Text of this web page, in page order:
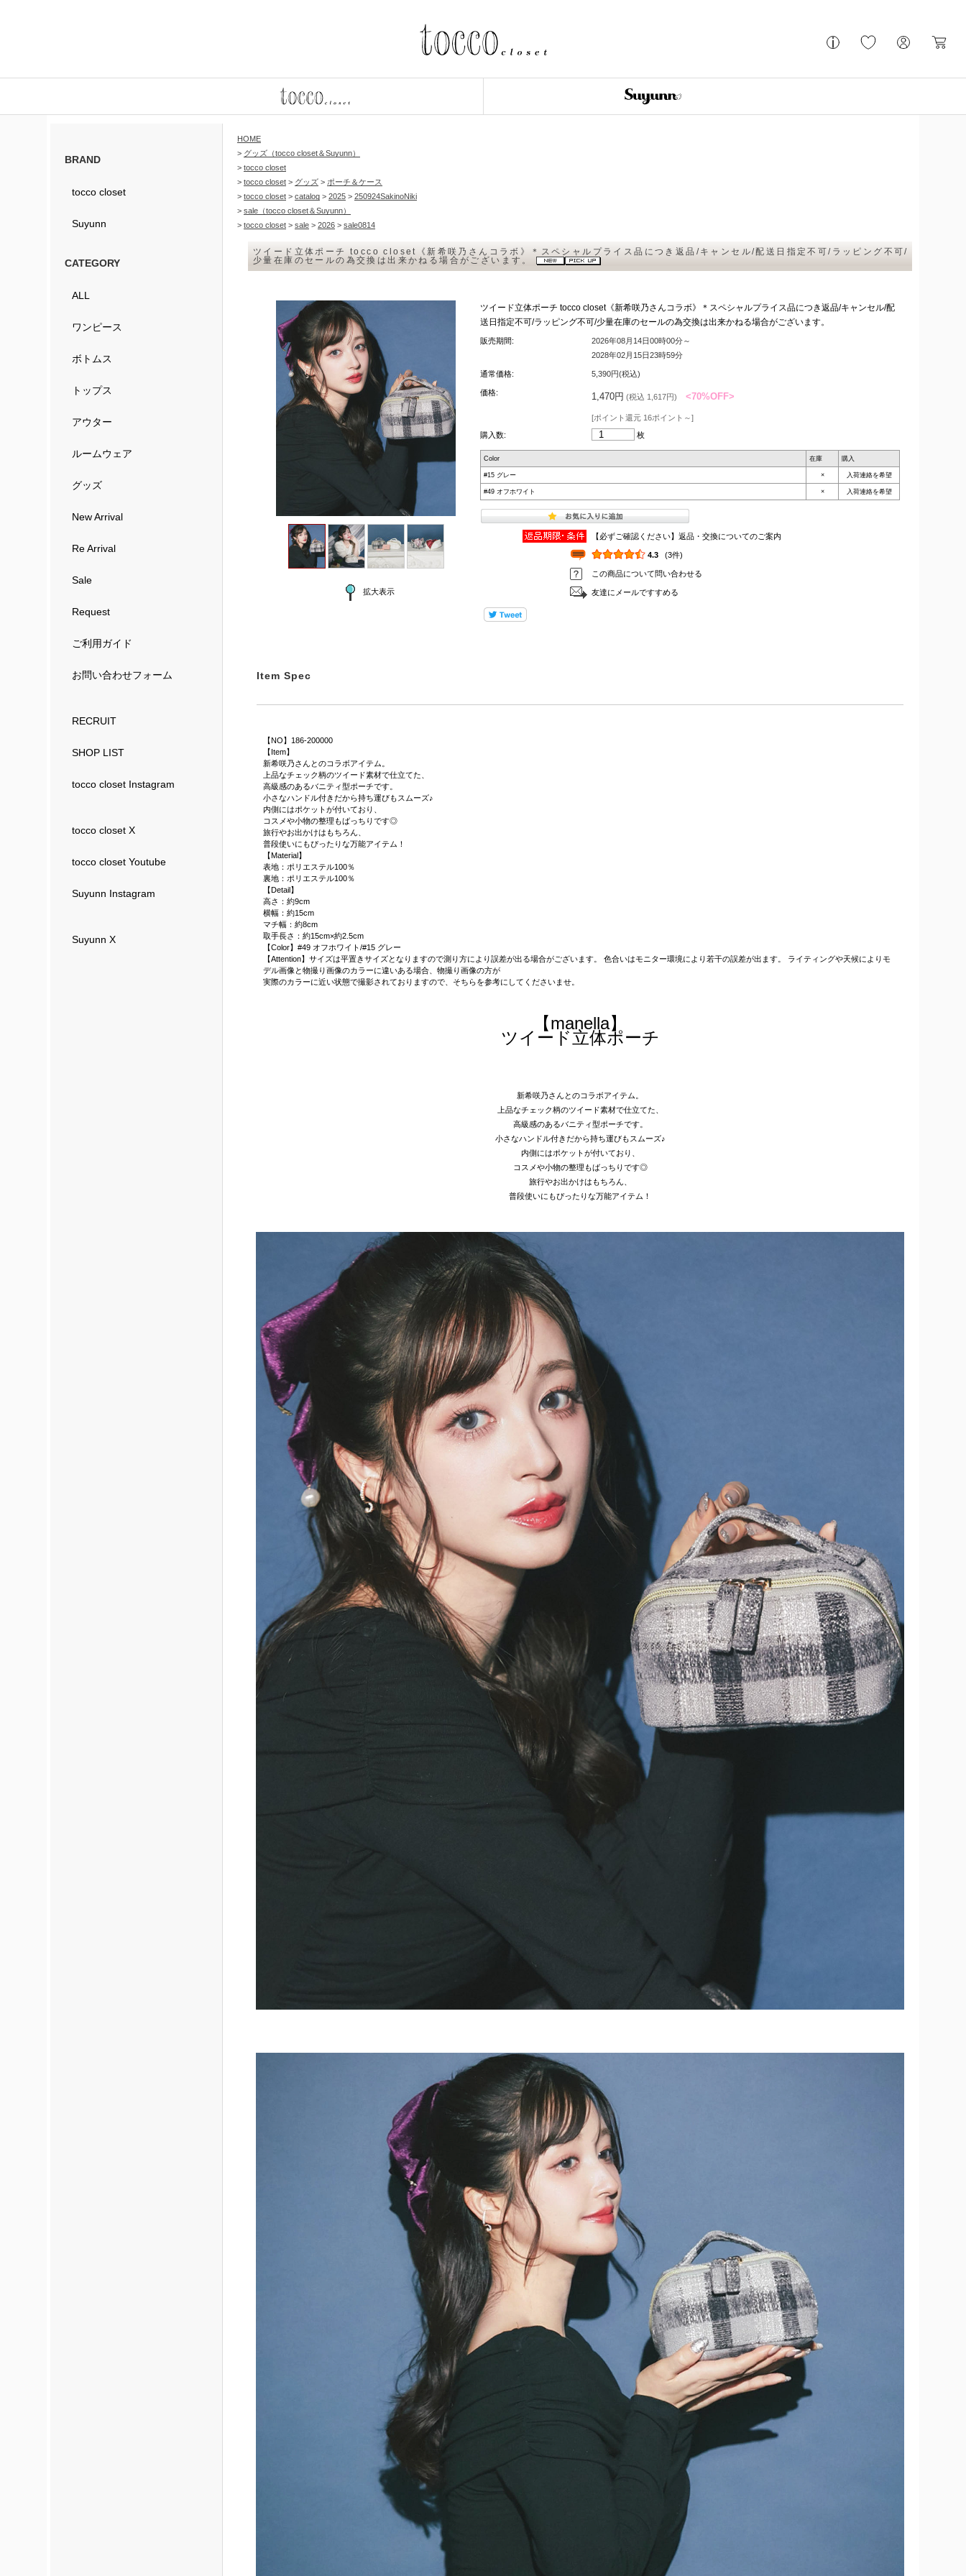
BRAND
tocco closet
Suyunn
CATEGORY
ALL
ワンピース
ボトムス
トップス
アウター
ルームウェア
グッズ
New Arrival
Re Arrival
Sale
Request
ご利用ガイド
お問い合わせフォーム
RECRUIT
SHOP LIST
tocco closet Instagram
tocco closet X
tocco closet Youtube
Suyunn Instagram
Suyunn X
HOME
> グッズ（tocco closet＆Suyunn）
> tocco closet
> tocco closet > グッズ > ポーチ＆ケース
> tocco closet > catalog > 2025 > 250924SakinoNiki
> sale（tocco closet＆Suyunn）
> tocco closet > sale > 2026 > sale0814
ツイード立体ポーチ tocco closet《新希咲乃さんコラボ》＊スペシャルプライス品につき返品/キャンセル/配送日指定不可/ラッピング不可/
少量在庫のセールの為交換は出来かねる場合がございます。
拡大表示
ツイード立体ポーチ tocco closet《新希咲乃さんコラボ》＊スペシャルプライス品につき返品/キャンセル/配
送日指定不可/ラッピング不可/少量在庫のセールの為交換は出来かねる場合がございます。
販売期間:
2026年08月14日00時00分～
2028年02月15日23時59分
通常価格: 5,390円(税込)
価格: 1,470円 (税込 1,617円) <70%OFF>
[ポイント還元 16ポイント～]
購入数:
枚
Color 在庫 購入
#15 グレー × 入荷連絡を希望
#49 オフホワイト × 入荷連絡を希望
【必ずご確認ください】返品・交換についてのご案内
4.3 (3件)
この商品について問い合わせる
友達にメールですすめる
Item Spec
【NO】186-200000
【Item】
新希咲乃さんとのコラボアイテム。
上品なチェック柄のツイード素材で仕立てた、
高級感のあるバニティ型ポーチです。
小さなハンドル付きだから持ち運びもスムーズ♪
内側にはポケットが付いており、
コスメや小物の整理もばっちりです◎
旅行やお出かけはもちろん、
普段使いにもぴったりな万能アイテム！
【Material】
表地：ポリエステル100％
裏地：ポリエステル100％
【Detail】
高さ：約9cm
横幅：約15cm
マチ幅：約8cm
取手長さ：約15cm×約2.5cm
【Color】#49 オフホワイト/#15 グレー
【Attention】サイズは平置きサイズとなりますので測り方により誤差が出る場合がございます。 色合いはモニター環境により若干の誤差が出ます。 ライティングや天候によりモ
デル画像と物撮り画像のカラーに違いある場合、物撮り画像の方が
実際のカラーに近い状態で撮影されておりますので、そちらを参考にしてくださいませ。
【manella】
ツイード立体ポーチ
新希咲乃さんとのコラボアイテム。
上品なチェック柄のツイード素材で仕立てた、
高級感のあるバニティ型ポーチです。
小さなハンドル付きだから持ち運びもスムーズ♪
内側にはポケットが付いており、
コスメや小物の整理もばっちりです◎
旅行やお出かけはもちろん、
普段使いにもぴったりな万能アイテム！